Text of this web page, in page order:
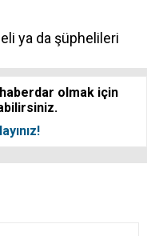
ya da şüphelileri
olmak için